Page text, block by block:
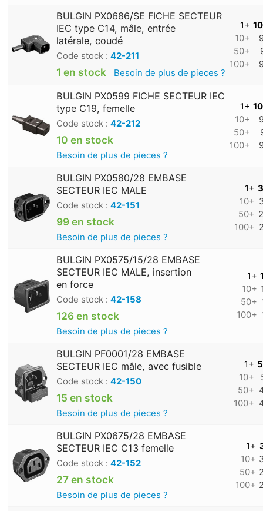
BULGIN PX0686/SE FICHE SECTEUR
IEC type C14, mâle, entrée
latérale, coudé
Code stock : 42-211
1 en stock Besoin de plus de pieces ?
1+
10+
50+
100+
BULGIN PX0599 FICHE SECTEUR IEC
type C19, femelle
Code stock : 42-212
10 en stock
Besoin de plus de pieces ?
1+
10+
50+
100+
BULGIN PX0580/28 EMBASE
SECTEUR IEC MALE
Code stock : 42-151
99 en stock
Besoin de plus de pieces ?
1+
10+
50+
100+
BULGIN PX0575/15/28 EMBASE
SECTEUR IEC MALE, insertion
en force
Code stock : 42-158
126 en stock
Besoin de plus de pieces ?
1+
10+
50+
100+
BULGIN PF0001/28 EMBASE
SECTEUR IEC mâle, avec fusible
Code stock : 42-150
15 en stock
Besoin de plus de pieces ?
1+
10+
50+
100+
BULGIN PX0675/28 EMBASE
SECTEUR IEC C13 femelle
Code stock : 42-152
27 en stock
Besoin de plus de pieces ?
1+
10+
50+
100+